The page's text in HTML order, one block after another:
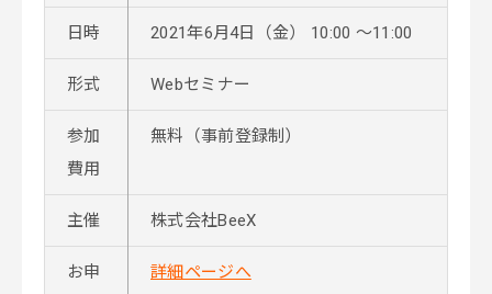
日時 2021年6月4日（金） 10:00 ～11:00
形式 Webセミナー
参加
費用
無料（事前登録制）
主催 株式会社BeeX
お申
詳細ページへ